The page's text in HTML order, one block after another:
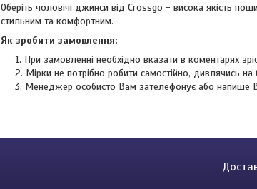
Оберіть чоловічі джинси від Crossgo - висока якість
стильним та комфортним.
Як зробити замовлення:
При замовленні необхідно вказати в коментарях
Мірки не потрібно робити самостійно, дивлячись на
Менеджер особисто Вам зателефонує або напише